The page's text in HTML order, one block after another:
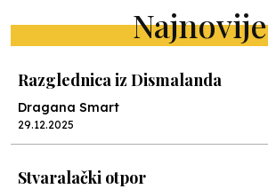
Najnovije
Razglednica iz Dismalanda
Dragana Smart
29.12.2025
Stvaralački otpor